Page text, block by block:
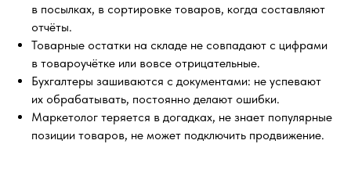
в посылках, в сортировке товаров, когда составляют
отчёты.
Товарные остатки на складе не совпадают с цифрами
в товароучётке или вовсе отрицательные.
Бухгалтеры зашиваются с документами: не успевают
их обрабатывать, постоянно делают ошибки.
Маркетолог теряется в догадках, не знает популярные
позиции товаров, не может подключить продвижение.